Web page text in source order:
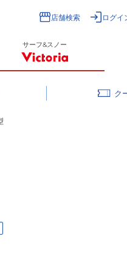
店舗検索 ログイ
サーフ&スノー
ク